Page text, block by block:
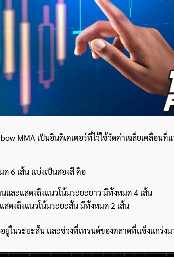
MMA เป็นอินดิเคเตอร์ที่ไว้ใช้วัดค่าเฉลี่ยเคลื่อน
6 เส้น เเบ่งเป็นสองสี คือ
และแสดงถึงแนวโน้มระยะยาว มีทั้งหมด 4 เส้น
สดงถึงแนวโน้มระยะสั้น มีทั้งหมด 2 เส้น
ในระยะสั้น เเละช่วงที่เทรนด์ของตลาดที่เเข็งเเกร่งม